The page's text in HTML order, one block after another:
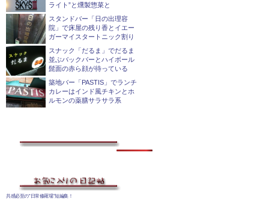
ライト”と燻製惣菜と
スタンドバー「日の出理容
院」で床屋の残り香とイエー
ガーマイスタートニック割り
スナック「だるま」でだるま
並ぶバックバーとハイボール
髭面の赤ら顔が待っている
築地バー「PASTIS」でランチ
カレーはインド風チキンとホ
ルモンの薬膳サラサラ系
共感必至の“日常修羅場”短編集！